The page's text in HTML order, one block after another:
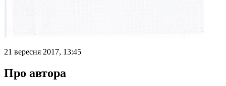
21 вересня 2017, 13:45
Про автора